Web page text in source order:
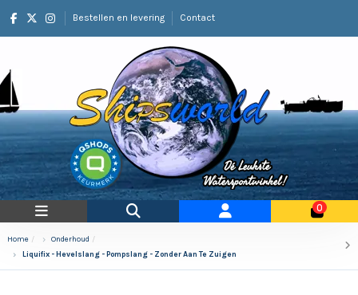
Bestellen en levering Contact
0
Home
Onderhoud
Liquifix - Hevelslang - Pompslang - Zonder Aan Te Zuigen